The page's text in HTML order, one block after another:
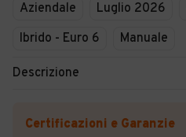
Aziendale Luglio 2026
Ibrido - Euro 6
Manuale
Descrizione
Certificazioni e Garanzie